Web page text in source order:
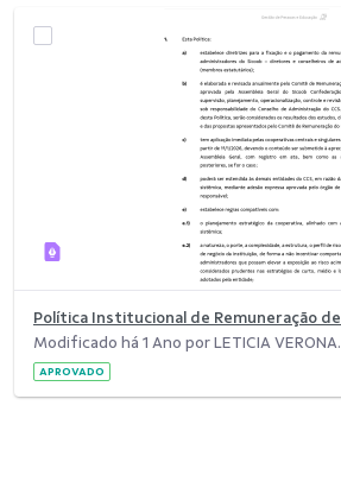
Modificado há 1 Ano por LETICIA VERONA.
APROVADO